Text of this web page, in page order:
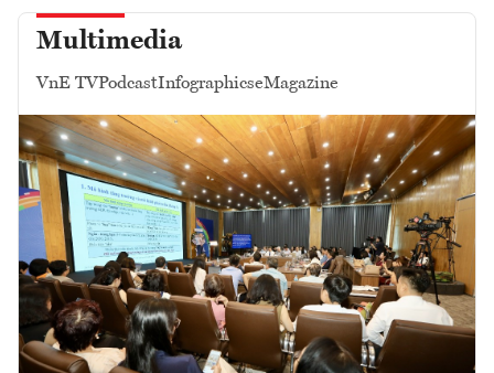
Multimedia
VnE TVPodcastInfographicseMagazine